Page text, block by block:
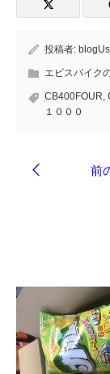
投稿者:
エビスバイク
CB400FOUR,
１０００